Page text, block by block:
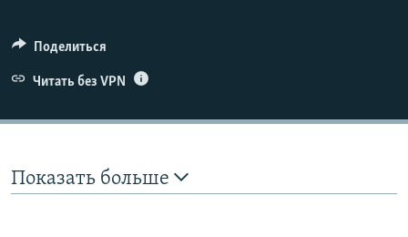
Auto
Поделиться
Читать без VPN
Показать больше